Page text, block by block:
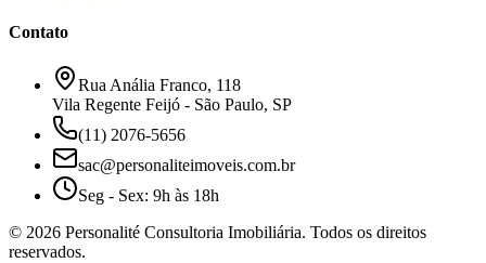
Contato
Rua Anália Franco, 118
Vila Regente Feijó - São Paulo, SP
(11) 2076-5656
sac@personaliteimoveis.com.br
Seg - Sex: 9h às 18h
© 2026 Personalité Consultoria Imobiliária. Todos os direitos
reservados.